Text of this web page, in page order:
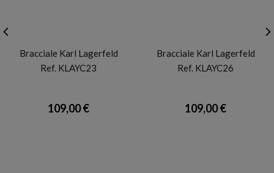
Bracciale Karl Lagerfeld
Ref. KLAYC23
109,00 €
Bracciale Karl Lagerfeld
Ref. KLAYC26
109,00 €